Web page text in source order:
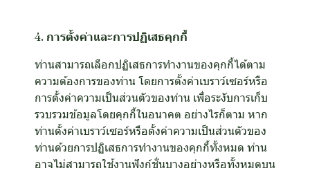
4. การตั้งค่าและการปฏิเสธคุกกี้
ท่านสามารถเลือกปฏิเสธการทำงานของคุกกี้ได้ตาม
ความต้องการของท่าน โดยการตั้งค่าเบราว์เซอร์หรือ
การตั้งค่าความเป็นส่วนตัวของท่าน เพื่อระงับการเก็บ
รวบรวมข้อมูลโดยคุกกี้ในอนาคต อย่างไรก็ตาม หาก
ท่านตั้งค่าเบราว์เซอร์หรือตั้งค่าความเป็นส่วนตัวของ
ท่านด้วยการปฏิเสธการทำงานของคุกกี้ทั้งหมด ท่าน
อาจไม่สามารถใช้งานฟังก์ชั่นบางอย่างหรือทั้งหมดบน